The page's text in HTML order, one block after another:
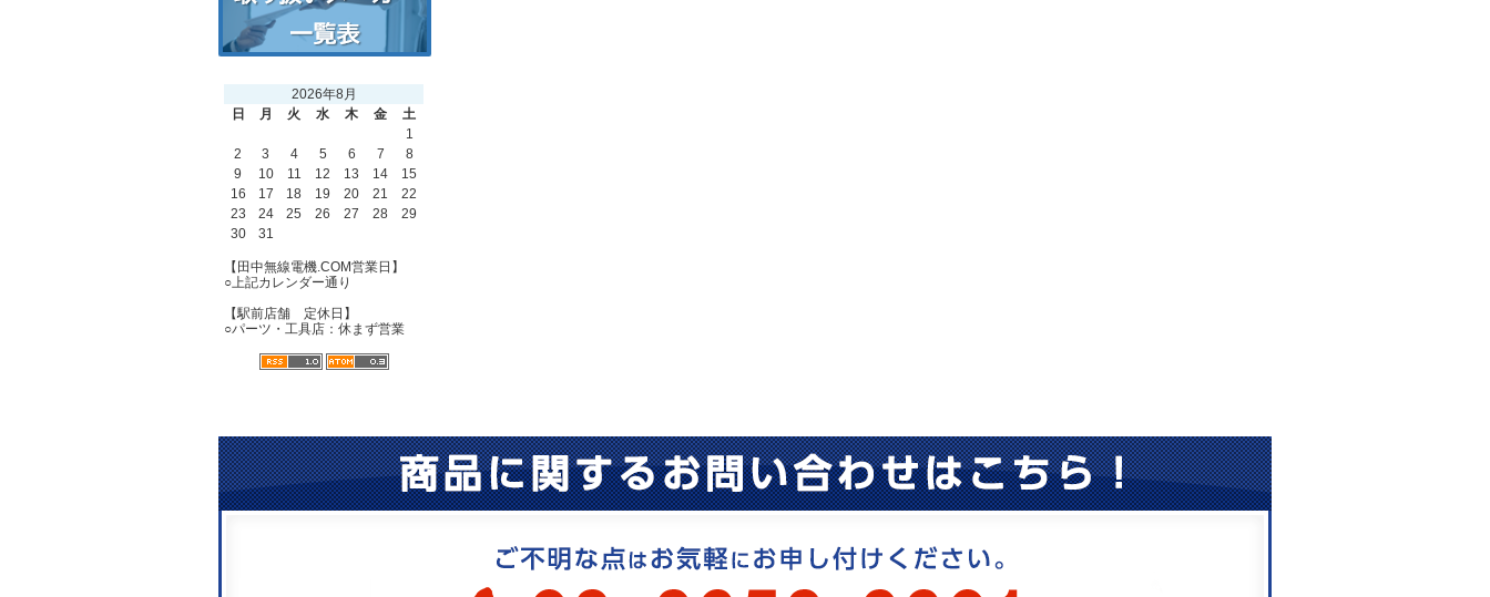
2026年8月
日
月 火 水 木 金
土
1
2
3 4 5 6 7
8
9
10 11 12 13 14
15
16
17 18 19 20 21
22
23
24 25 26 27 28
29
30
31
【田中無線電機.COM営業日】
○上記カレンダー通り
【駅前店舗 定休日】
○パーツ・工具店：休まず営業